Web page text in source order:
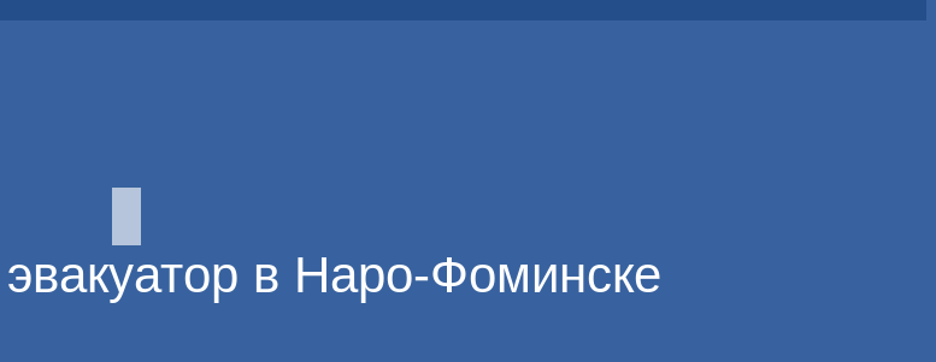
в Наро-Фоминске